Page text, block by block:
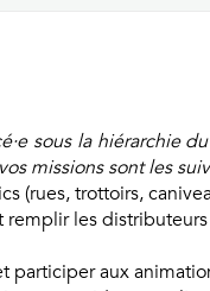
sous la hiérarchie
missions sont les
(rues, trottoirs,
les distributeurs
aux